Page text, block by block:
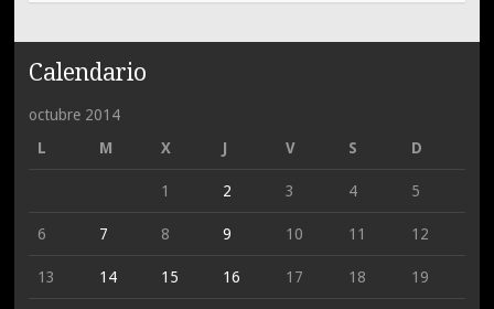
Calendario
octubre 2014
L
M X J V S D
1 2 3 4 5
6 7 8 9 10 11 12
13 14 15 16 17 18 19